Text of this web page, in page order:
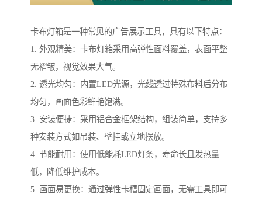
卡布灯箱是一种常见的广告展示工具，具有以下特点：
1. 外观精美：卡布灯箱采用高弹性面料覆盖，表面平整
无褶皱，视觉效果大气。
2. 透光均匀：内置LED光源，光线透过特殊布料后分布
均匀，画面色彩鲜艳饱满。
3. 安装便捷：采用铝合金框架结构，组装简单，支持多
种安装方式如吊装、壁挂或立地摆放。
4. 节能耐用：使用低能耗LED灯条，寿命长且发热量
低，降低维护成本。
5. 画面易更换：通过弹性卡槽固定画面，无需工具即可